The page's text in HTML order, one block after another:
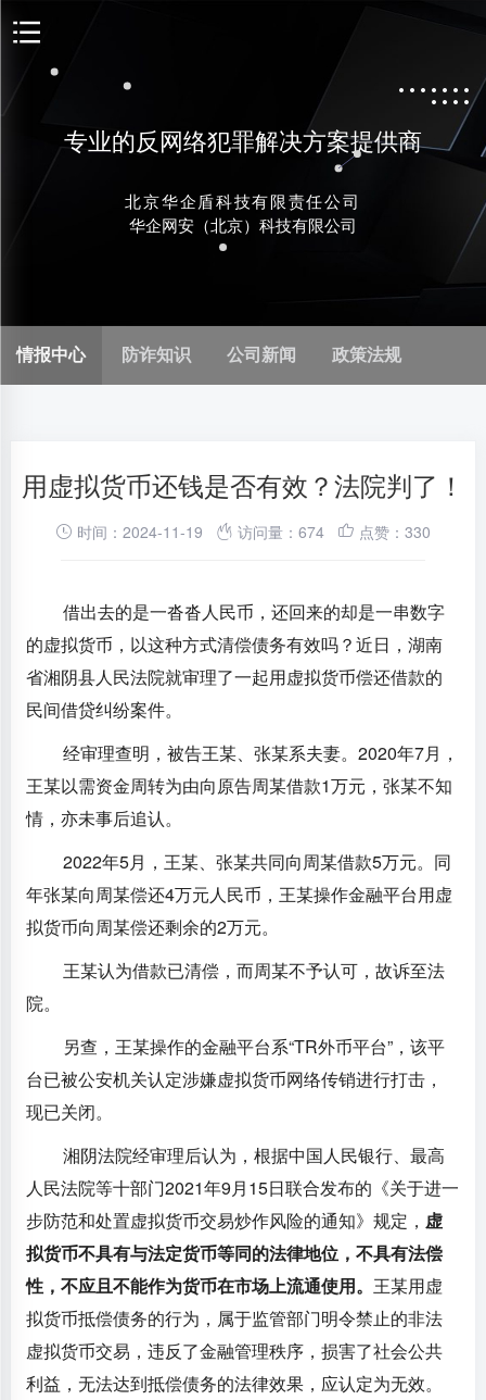
专业的反网络犯罪解决方案提供商
北京华企盾科技有限责任公司
华企网安（北京）科技有限公司
情报中心 防诈知识 公司新闻 政策法规
用虚拟货币还钱是否有效？法院判了！
时间：2024-11-19 访问量：674 点赞：330
借出去的是一沓沓人民币，还回来的却是一串数字
的虚拟货币，以这种方式清偿债务有效吗？近日，湖南
省湘阴县人民法院就审理了一起用虚拟货币偿还借款的
民间借贷纠纷案件。
经审理查明，被告王某、张某系夫妻。2020年7月，
王某以需资金周转为由向原告周某借款1万元，张某不知
情，亦未事后追认。
2022年5月，王某、张某共同向周某借款5万元。同
年张某向周某偿还4万元人民币，王某操作金融平台用虚
拟货币向周某偿还剩余的2万元。
王某认为借款已清偿，而周某不予认可，故诉至法
院。
另查，王某操作的金融平台系“TR外币平台”，该平
台已被公安机关认定涉嫌虚拟货币网络传销进行打击，
现已关闭。
湘阴法院经审理后认为，根据中国人民银行、最高
人民法院等十部门2021年9月15日联合发布的《关于进一
步防范和处置虚拟货币交易炒作风险的通知》规定， 虚
拟货币不具有与法定货币等同的法律地位，不具有法偿
性，不应且不能作为货币在市场上流通使用。王某用虚
拟货币抵偿债务的行为，属于监管部门明令禁止的非法
虚拟货币交易，违反了金融管理秩序，损害了社会公共
利益，无法达到抵偿债务的法律效果，应认定为无效。